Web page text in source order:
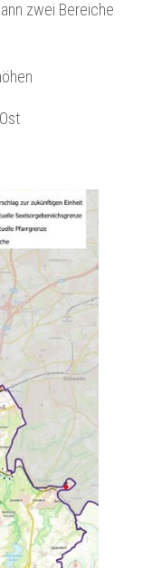
zwei Bereiche